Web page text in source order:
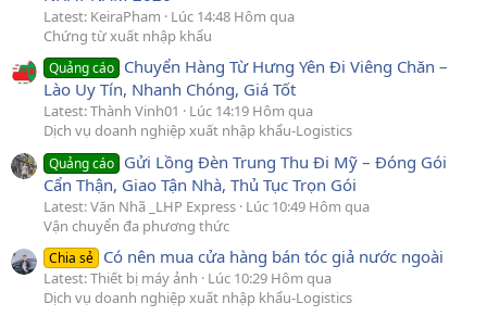
Latest: KeiraPham
Lúc 14:48 Hôm qua
Chứng từ xuất nhập khẩu
Quảng cáo Chuyển Hàng Từ Hưng Yên Đi Viêng Chăn –
Lào Uy Tín, Nhanh Chóng, Giá Tốt
Latest: Thành Vinh01
Lúc 14:19 Hôm qua
Dịch vụ doanh nghiệp xuất nhập khẩu-Logistics
Quảng cáo Gửi Lồng Đèn Trung Thu Đi Mỹ – Đóng Gói
Cẩn Thận, Giao Tận Nhà, Thủ Tục Trọn Gói
Latest: Văn Nhã _LHP Express Lúc 10:49 Hôm qua
Vận chuyển đa phương thức
Chia sẻ Có nên mua cửa hàng bán tóc giả nước ngoài
Latest: Thiết bị máy ảnh
Lúc 10:29 Hôm qua
Dịch vụ doanh nghiệp xuất nhập khẩu-Logistics